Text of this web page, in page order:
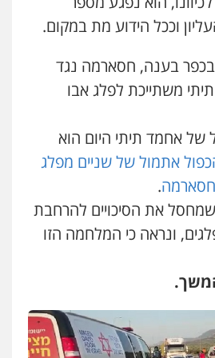
עורכי דין לענייני אסירים מעצרים
רכוש
ארז
צבאי סמים אלימות במשפחה צווארון
עו"ד
מעצרים וחקירות
אסירים
ג'לג'ולי
מעצרים וחקירות עורכי דין לענייני
וככל הידוע מת במקום.
בענה, חסארמה נגד
משתייכת לפלג אבו
של אחמד תיתי היום הוא
אתמול של שניים מפלג
.
את הסיכויים להרחבת
ונראה כי המלחמה הזו
עורכי דין לענייני אסירים תעבורה
פשיעה חמורה מעצרים וחקירות
קניג
משפחה כלכלי
– משרד עו"ד
משפט פלילי
– עורך דין פלילי